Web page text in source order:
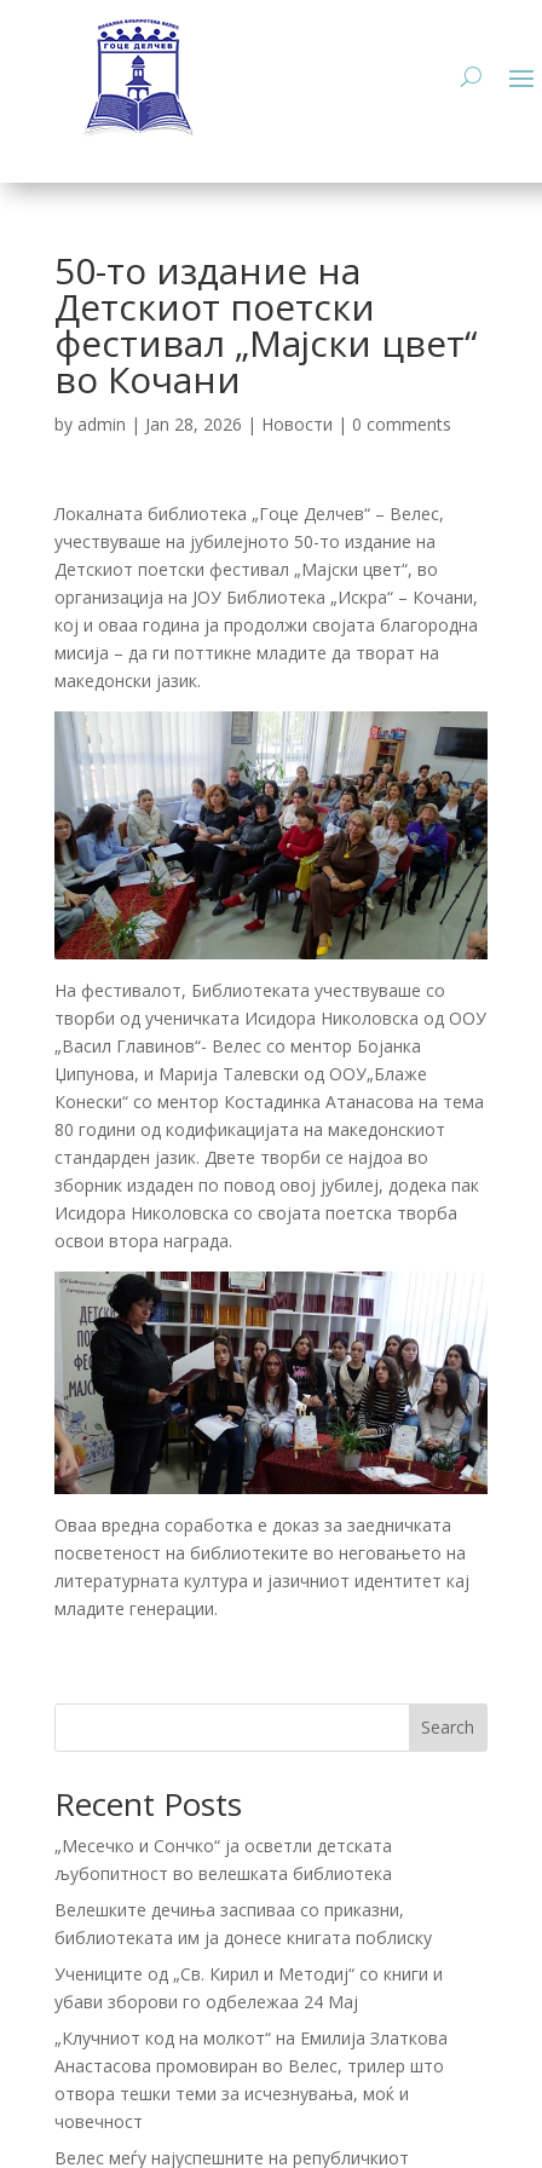
50-то издание на
Детскиот поетски
фестивал „Мајски цвет“
во Кочани
by admin | Jan 28, 2026 | Новости | 0 comments
Локалната библиотека „Гоце Делчев“ – Велес,
учествуваше на јубилејното 50-то издание на
Детскиот поетски фестивал „Мајски цвет“, во
организација на ЈОУ Библиотека „Искра“ – Кочани,
кој и оваа година ја продолжи својата благородна
мисија – да ги поттикне младите да творат на
македонски јазик.
На фестивалот, Библиотеката учествуваше со
творби од ученичката Исидора Николовска од ООУ
„Васил Главинов“- Велессо ментор Бојанка
Џипунова, и Марија Талевски од ООУ„Блаже
Конески“ со ментор Костадинка Атанасова на тема
80 години од кодификацијата на македонскиот
стандарден јазик. Двете творби се најдоа во
зборник издаден по повод овој јубилеј, додека пак
Исидора Николовска со својата поетска творба
освои втора награда.
Оваа вредна соработка е доказ за заедничката
посветеност на библиотеките во неговањето на
литературната култура и јазичниот идентитет кај
младите генерации.
Search
Recent Posts
„Месечко и Сончко“ ја осветли детската
љубопитност во велешката библиотека
Велешките дечиња заспиваа со приказни,
библиотеката им ја донесе книгата поблиску
Учениците од „Св. Кирил и Методиј“ со книги и
убави зборови го одбележаа 24 Мај
„Клучниот код на молкот“ на Емилија Златкова
Анастасова промовиран во Велес, трилер што
отвора тешки теми за исчезнувања, моќ и
човечност
Велес меѓу најуспешните на републичкиот